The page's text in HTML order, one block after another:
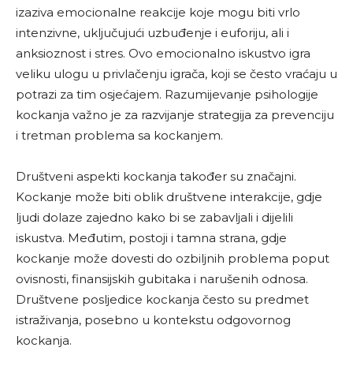
izaziva emocionalne reakcije koje mogu biti vrlo
intenzivne, uključujući uzbuđenje i euforiju, ali i
anksioznost i stres. Ovo emocionalno iskustvo igra
veliku ulogu u privlačenju igrača, koji se često vraćaju u
potrazi za tim osjećajem. Razumijevanje psihologije
kockanja važno je za razvijanje strategija za prevenciju
i tretman problema sa kockanjem.
Društveni aspekti kockanja također su značajni.
Kockanje može biti oblik društvene interakcije, gdje
ljudi dolaze zajedno kako bi se zabavljali i dijelili
iskustva. Međutim, postoji i tamna strana, gdje
kockanje može dovesti do ozbiljnih problema poput
ovisnosti, finansijskih gubitaka i narušenih odnosa.
Društvene posljedice kockanja često su predmet
istraživanja, posebno u kontekstu odgovornog
kockanja.